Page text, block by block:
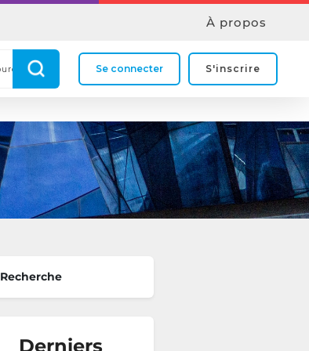
À propos
Se connecter S'inscrire
Recherche
Derniers